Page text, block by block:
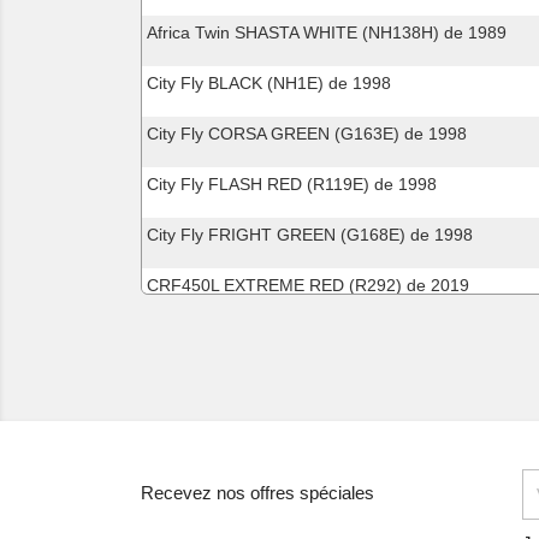
Africa Twin SHASTA WHITE (NH138H) de 1989
City Fly BLACK (NH1E) de 1998
City Fly CORSA GREEN (G163E) de 1998
City Fly FLASH RED (R119E) de 1998
City Fly FRIGHT GREEN (G168E) de 1998
CRF450L EXTREME RED (R292) de 2019
DN-01 GRAPHITE BLACK (NHB01) de 2009
Recevez nos offres spéciales